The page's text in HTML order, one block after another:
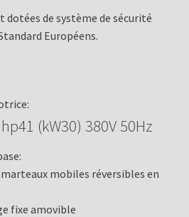
dotées de système de sécurité
Européens.
(kW30) 380V 50Hz
mobiles réversibles en
fixe amovible